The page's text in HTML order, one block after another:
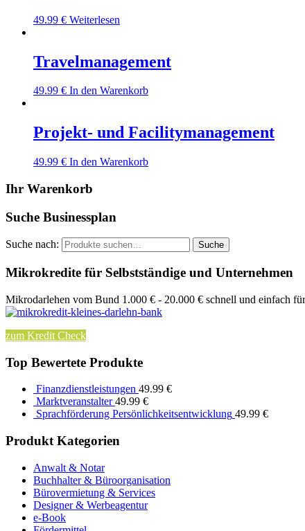
49.99 € Weiterlesen
Travelmanagement
49.99 € In den Warenkorb
Projekt- und Facilitymanagement
49.99 € In den Warenkorb
Ihr Warenkorb
Suche Businessplan
Suche nach: Suche
Mikrokredite für Selbstständige und Unternehmen
Mikrodarlehen vom Bund 1.000 € - 20.000 € schnell und einfach
zum Kredit Check
Top Bewertete Produkte
Finanzdienstleistungen 49.99 €
Marktveranstalter 49.99 €
Sprachförderung Persönlichkeitsentwicklung 49.99 €
Produkt Kategorien
Anwalt & Notar
Buchhalter & Büroorganisation
Bürovermietung & Services
Designer & Werbeagentur
e-Book